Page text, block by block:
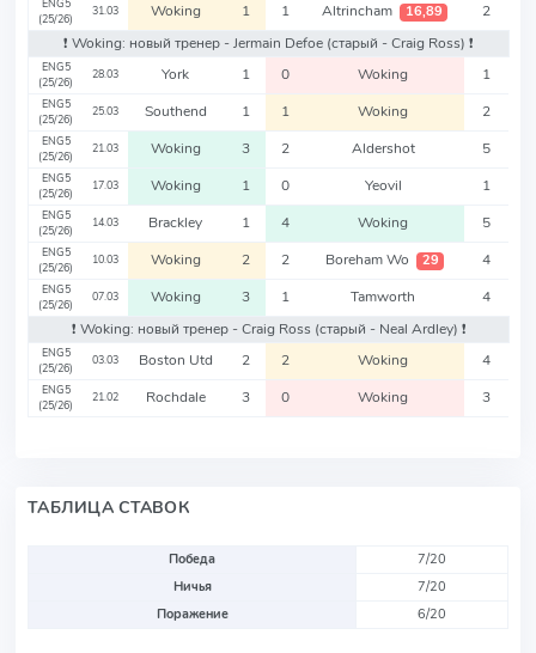
ENG5
(25/26)
31.03 Woking 1 1 Altrincham 16,89
2
❗️ Woking: новый тренер - Jermain Defoe (старый - Craig Ross) ❗️
ENG5
(25/26)
28.03 York 1 0 Woking 1
ENG5
(25/26)
25.03 Southend 1 1 Woking 2
ENG5
(25/26)
21.03 Woking 3 2 Aldershot 5
ENG5
(25/26)
17.03 Woking 1 0 Yeovil 1
ENG5
(25/26)
14.03 Brackley 1 4 Woking 5
ENG5
(25/26)
10.03 Woking 2 2 Boreham Wo 29 4
ENG5
(25/26)
07.03 Woking 3 1 Tamworth
4
❗️ Woking: новый тренер - Craig Ross (старый - Neal Ardley) ❗️
ENG5
(25/26)
03.03 Boston Utd 2 2 Woking 4
ENG5
(25/26)
21.02 Rochdale 3 0 Woking 3
ТАБЛИЦА СТАВОК
Победа
7/20
Ничья
7/20
Поражение
6/20